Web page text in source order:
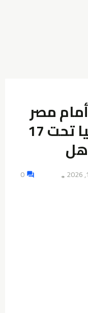
مصر
في كأس أمم إفريقيا تحت 17
👁️
0